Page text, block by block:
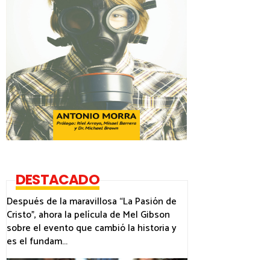
DESTACADO
Después de la maravillosa “La Pasión de
Cristo”, ahora la película de Mel Gibson
sobre el evento que cambió la historia y
es el fundam...